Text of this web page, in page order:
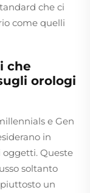
che ci
come quelli
che
orologi
e Gen
in
Queste
soltanto
un